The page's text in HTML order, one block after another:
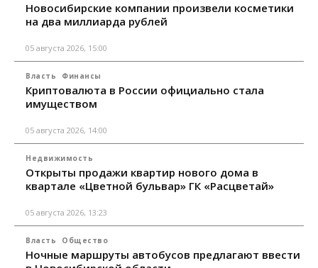
Новосибирские компании произвели косметики
на два миллиарда рублей
05 августа 2026, 15:00
Власть Финансы
Криптовалюта в России официально стала
имуществом
05 августа 2026, 14:00
Недвижимость
Открыты продажи квартир нового дома в
квартале «Цветной бульвар» ГК «Расцветай»
05 августа 2026, 13:23
Власть Общество
Ночные маршруты автобусов предлагают ввести